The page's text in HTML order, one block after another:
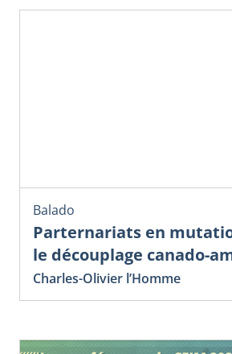
Balado
Parternariats en
le découplage canado-
Charles-Olivier l’Homme